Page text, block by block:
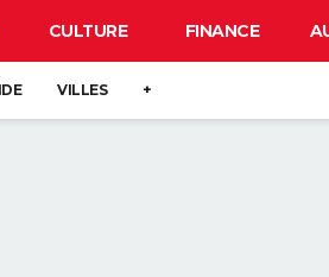
CULTURE FINANCE
VILLES +